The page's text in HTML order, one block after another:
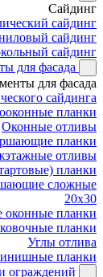
Сайдинг
сайдинг
сайдинг
сайдинг
для фасада
для фасада
сайдинга
планки
Оконные отливы
планки
отливы
планки
сложные
20x30
планки
планки
Углы отлива
планки
ограждений